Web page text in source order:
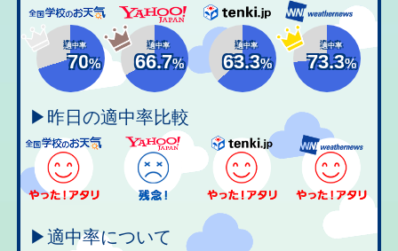
適中率
70%
適中率
66.7%
適中率
63.3%
適中率
73.3%
▶昨日の適中率比較
▶適中率について